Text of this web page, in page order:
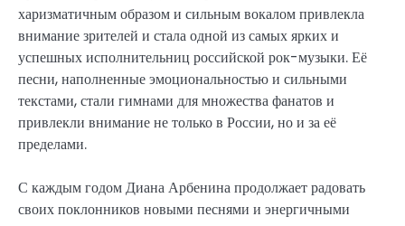
харизматичным образом и сильным вокалом привлекла
внимание зрителей и стала одной из самых ярких и
успешных исполнительниц российской рок-музыки. Её
песни, наполненные эмоциональностью и сильными
текстами, стали гимнами для множества фанатов и
привлекли внимание не только в России, но и за её
пределами.
С каждым годом Диана Арбенина продолжает радовать
своих поклонников новыми песнями и энергичными